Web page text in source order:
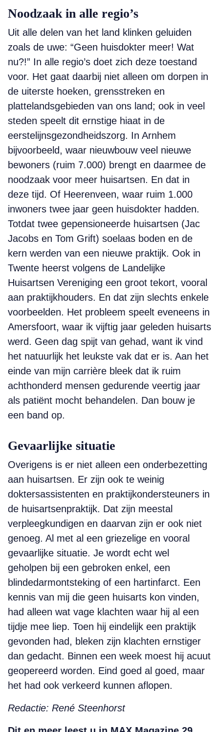
Noodzaak in alle regio’s
Uit alle delen van het land klinken geluiden
zoals de uwe: “Geen huisdokter meer! Wat
nu?!” In alle regio’s doet zich deze toestand
voor. Het gaat daarbij niet alleen om dorpen in
de uiterste hoeken, grensstreken en
plattelandsgebieden van ons land; ook in veel
steden speelt dit ernstige hiaat in de
eerstelijnsgezondheidszorg. In Arnhem
bijvoorbeeld, waar nieuwbouw veel nieuwe
bewoners (ruim 7.000) brengt en daarmee de
noodzaak voor meer huisartsen. En dat in
deze tijd. Of Heerenveen, waar ruim 1.000
inwoners twee jaar geen huisdokter hadden.
Totdat twee gepensioneerde huisartsen (Jac
Jacobs en Tom Grift) soelaas boden en de
kern werden van een nieuwe praktijk. Ook in
Twente heerst volgens de Landelijke
Huisartsen Vereniging een groot tekort, vooral
aan praktijkhouders. En dat zijn slechts enkele
voorbeelden. Het probleem speelt eveneens in
Amersfoort, waar ik vijftig jaar geleden huisarts
werd. Geen dag spijt van gehad, want ik vind
het natuurlijk het leukste vak dat er is. Aan het
einde van mijn carrière bleek dat ik ruim
achthonderd mensen gedurende veertig jaar
als patiënt mocht behandelen. Dan bouw je
een band op.
Gevaarlijke situatie
Overigens is er niet alleen een onderbezetting
aan huisartsen. Er zijn ook te weinig
doktersassistenten en praktijkondersteuners in
de huisartsenpraktijk. Dat zijn meestal
verpleegkundigen en daarvan zijn er ook niet
genoeg. Al met al een griezelige en vooral
gevaarlijke situatie. Je wordt echt wel
geholpen bij een gebroken enkel, een
blindedarmontsteking of een hartinfarct. Een
kennis van mij die geen huisarts kon vinden,
had alleen wat vage klachten waar hij al een
tijdje mee liep. Toen hij eindelijk een praktijk
gevonden had, bleken zijn klachten ernstiger
dan gedacht. Binnen een week moest hij acuut
geopereerd worden. Eind goed al goed, maar
het had ook verkeerd kunnen aflopen.
Redactie: René Steenhorst